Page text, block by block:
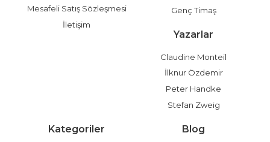
Mesafeli Satış Sözleşmesi
İletişim
Genç Timaş
Yazarlar
Claudine Monteil
İlknur Özdemir
Peter Handke
Stefan Zweig
Kategoriler Blog